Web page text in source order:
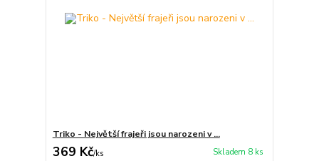
Triko - Největší frajeři jsou narozeni v ...
369 Kč/ks Skladem 8 ks